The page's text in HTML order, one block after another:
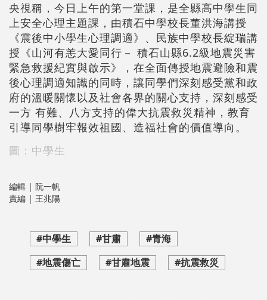
央視稱，今日上午的第一堂課，是全縣高中學生同
上安全心理主題課，由積石中學校長董洪海講授
《震後中小學生心理調適》、民族中學校長綻瑞講
授《山河有恙大愛同行－ 積石山縣6.2級地震災害
緊急救援紀實與啟示》，在全面傳授地震避險和震
後心理調適知識的同時，讓同學們深刻感受黨和政
府的溫暖關懷以及社會各界的關心支持，深刻感受
一方 有難、八方支持的偉大抗震救災精神，教育
引導同學樹牢報效祖國、造福社會的價值導向。
圖：中學生
編輯 | 阮一帆
責編 | 王兆陽
#中學生 #甘肅
#青海
#地震傷亡
#甘肅地震 #抗震救災